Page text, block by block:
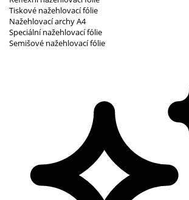
Tiskové nažehlovací fólie
Nažehlovací archy A4
Speciální nažehlovací fólie
Semišové nažehlovací fólie